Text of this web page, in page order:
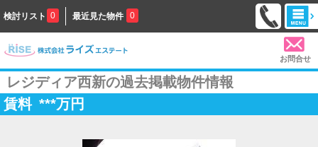
検討リスト 0 最近見た物件 0
お問合せ
レジディア西新の過去掲載物件情報
賃料 ***万円